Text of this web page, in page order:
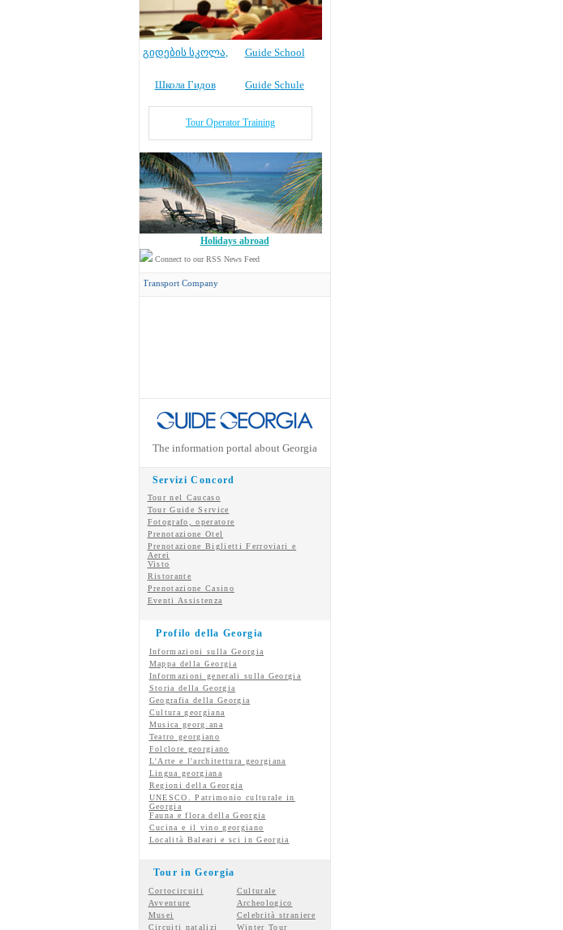
გიდების სკოლა, Guide School
Школа Гидов Guide Schule
Tour Operator Training
Holidays abroad
Connect to our RSS News Feed
has its own Transport Company
The information portal about Georgia
Servizi Concord
Tour nel Caucaso
Tour Guide Service
Fotografo, operatore
Prenotazione Otel
Prenotazione Biglietti Ferroviari e
Aerei
Visto
Ristorante
Prenotazione Casino
Eventi Assistenza
Profilo della Georgia
Informazioni sulla Georgia
Mappa della Georgia
Informazioni generali sulla Georgia
Storia della Georgia
Geografia della Georgia
Cultura georgiana
Musica georgiana
Teatro georgiano
Folclore georgiano
L'Arte e l'architettura georgiana
Lingua georgiana
Regioni della Georgia
UNESCO. Patrimonio culturale in
Georgia
Fauna e flora della Georgia
Cucina e il vino georgiano
Località Baleari e sci in Georgia
Tour in Georgia
Cortocircuiti
Culturale
Avventure
Archeologico
Musei
Celebrità straniere
Circuiti natalizi
Winter Tour